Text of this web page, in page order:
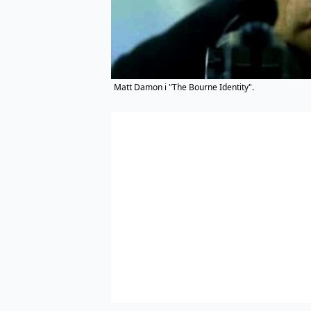
Matt Damon i "The Bourne Identity".